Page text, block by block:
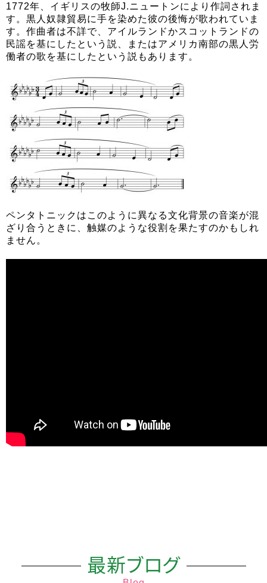
1772年、イギリスの牧師J.ニュートンにより作詞されま
す。黒人奴隷貿易に手を染めた彼の後悔が歌われていま
す。作曲者は不詳で、アイルランドかスコットランドの
民謡を基にしたという説、またはアメリカ南部の黒人労
働者の歌を基にしたという説もあります。
ペンタトニックはこのように異なる文化背景の音楽が混
ざり合うときに、触媒のような役割を果たすのかもしれ
ません。
最新ブログ